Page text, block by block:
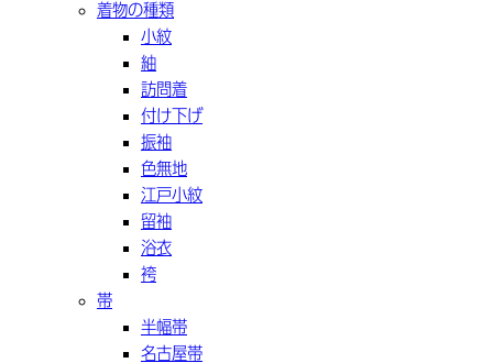
着物の種類
小紋
紬
訪問着
付け下げ
振袖
色無地
江戸小紋
留袖
浴衣
袴
帯
半幅帯
名古屋帯